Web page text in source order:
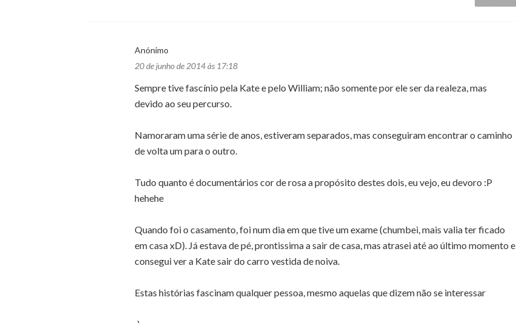
Anónimo
20 de junho de 2014 às 17:18
Sempre tive fascínio pela Kate e pelo William; não somente por ele ser da realeza, mas
devido ao seu percurso.
Namoraram uma série de anos, estiveram separados, mas conseguiram encontrar o caminho
de volta um para o outro.
Tudo quanto é documentários cor de rosa a propósito destes dois, eu vejo, eu devoro :P
hehehe
Quando foi o casamento, foi num dia em que tive um exame (chumbei, mais valia ter ficado
em casa xD). Já estava de pé, prontissima a sair de casa, mas atrasei até ao último momento e
consegui ver a Kate sair do carro vestida de noiva.
Estas histórias fascinam qualquer pessoa, mesmo aquelas que dizem não se interessar